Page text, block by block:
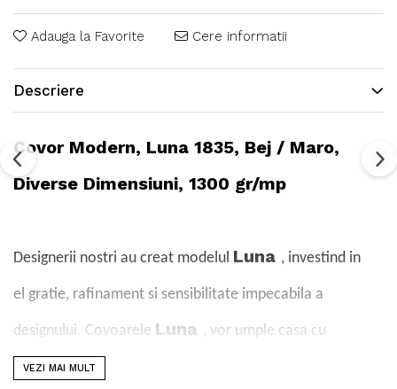
Adauga la Favorite Cere informatii
Descriere
Covor Modern, Luna 1835, Bej / Maro,
Diverse Dimensiuni, 1300 gr/mp
Designerii nostri au creat modelul Luna , investind in
el gratie, rafinament si sensibilitate impecabila a
designului. Covoarele Luna , vor umple casa cu
armonie, confort si liniste.
VEZI MAI MULT